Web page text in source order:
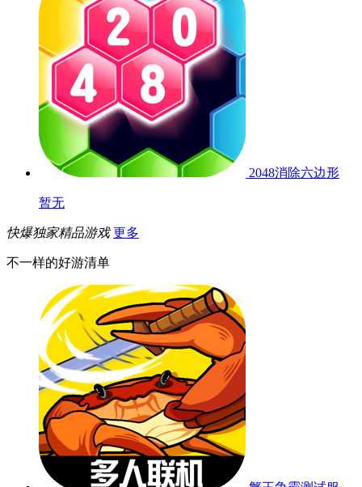
2048消除六边形
暂无
快爆独家精品游戏 更多
不一样的好游清单